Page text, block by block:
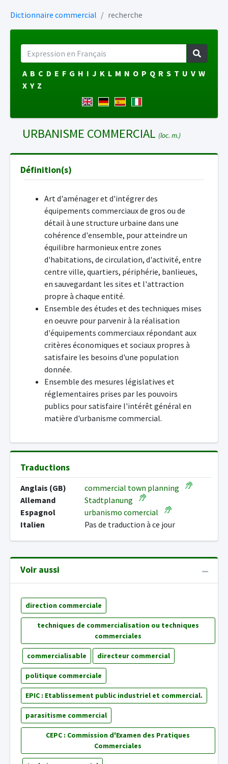
Dictionnaire commercial recherche
A B C D E F G H I J K L M N O P Q R S T U V W
X Y Z
URBANISME COMMERCIAL (loc. m.)
Définition(s)
Art d'aménager et d'intégrer des
équipements commerciaux de gros ou de
détail à une structure urbaine dans une
cohérence d'ensemble, pour atteindre un
équilibre harmonieux entre zones
d'habitations, de circulation, d'activité, entre
centre ville, quartiers, périphérie, banlieues,
en sauvegardant les sites et l'attraction
propre à chaque entité.
Ensemble des études et des techniques mises
en oeuvre pour parvenir à la réalisation
d'équipements commerciaux répondant aux
critères économiques et sociaux propres à
satisfaire les besoins d'une population
donnée.
Ensemble des mesures législatives et
réglementaires prises par les pouvoirs
publics pour satisfaire l'intérêt général en
matière d'urbanisme commercial.
Traductions
Anglais (GB)
commercial town planning
Allemand
Stadtplanung
Espagnol
urbanismo comercial
Italien
Pas de traduction à ce jour
Voir aussi
direction commerciale
techniques de commercialisation ou techniques
commerciales
commercialisable directeur commercial
politique commerciale
EPIC : Etablissement public industriel et commercial.
parasitisme commercial
CEPC : Commission d'Examen des Pratiques
Commerciales